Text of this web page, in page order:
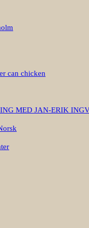
can chicken
MED JAN-ERIK